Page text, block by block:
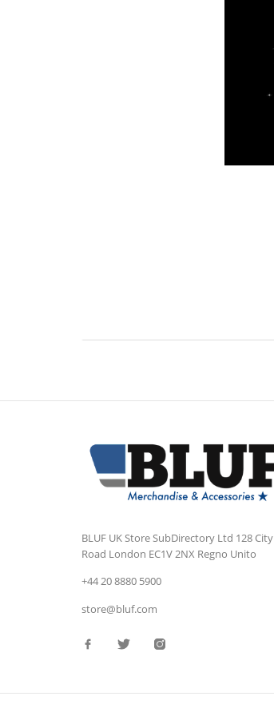
BLUF UK StoreSubDirectory Ltd 128 City
Road London EC1V 2NX Regno Unito
+44 20 8880 5900
store@bluf.com